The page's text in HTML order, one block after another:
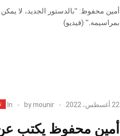
بمراسيمه..'' (فيديو)
22 أغسطس، 2022 bymounir
In